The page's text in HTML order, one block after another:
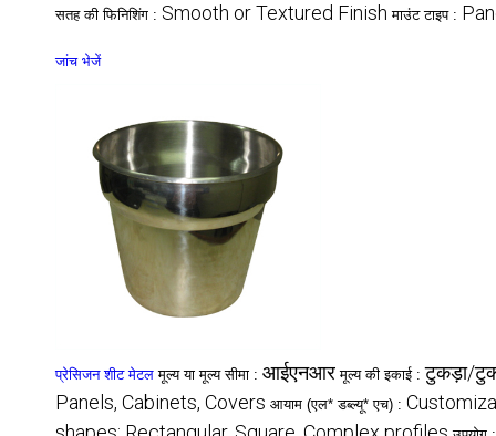
सतह की फिनिशिंग : Smooth or Textured Finish माउंट टाइप :
जांच भेजें
प्रेसिजन शीट मेटल मूल्य या मूल्य सीमा : आईएनआर मूल्य की इकाई : टुकड़ा/
Panels, Cabinets, Covers आयाम (एल* डब्ल्यू* एच) :